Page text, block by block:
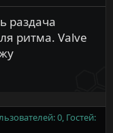
раздача
ритма. Valve
0, Гостей: